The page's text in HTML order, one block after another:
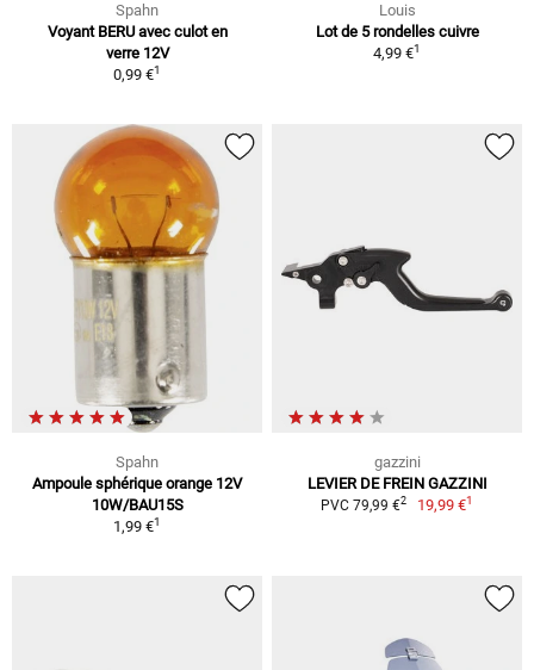
Spahn
Voyant BERU avec culot en
verre 12V
0,99 €1
Louis
Lot de 5 rondelles cuivre
4,99 €1
Spahn
Ampoule sphérique orange 12V
10W/BAU15S
1,99 €1
gazzini
LEVIER DE FREIN GAZZINI
PVC 79,99 €2 19,99 €1